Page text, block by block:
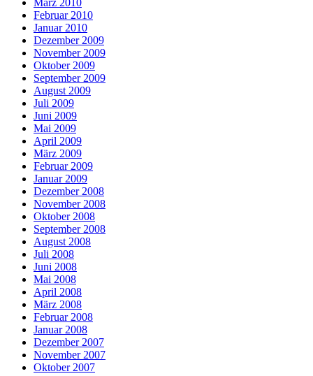
März 2010
Februar 2010
Januar 2010
Dezember 2009
November 2009
Oktober 2009
September 2009
August 2009
Juli 2009
Juni 2009
Mai 2009
April 2009
März 2009
Februar 2009
Januar 2009
Dezember 2008
November 2008
Oktober 2008
September 2008
August 2008
Juli 2008
Juni 2008
Mai 2008
April 2008
März 2008
Februar 2008
Januar 2008
Dezember 2007
November 2007
Oktober 2007